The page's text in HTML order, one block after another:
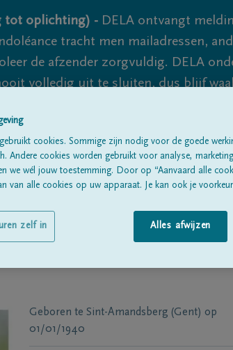
tot oplichting) - DELA ontvangt
tracht men mailadressen,
de afzender zorgvuldig. DELA
volledig uit te sluiten, dus blijf
Alle
Geboren te Sint-Amandsberg (Gent) op
01/01/1940
cookies. Sommige zijn nodig voor de goede
Andere cookies worden gebruikt voor analyse,
we wél jouw toestemming. Door op “Aanvaard alle
van alle cookies op uw apparaat. Je kan ook je
Alles afwijzen
zelf in